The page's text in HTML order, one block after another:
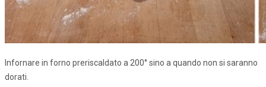
Infornare in forno preriscaldato a 200° sino a quando non si saranno
dorati.